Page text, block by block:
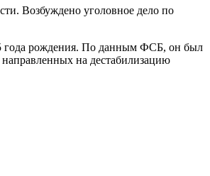
Возбуждено уголовное дело по
года рождения. По данным ФСБ, он был
на дестабилизацию